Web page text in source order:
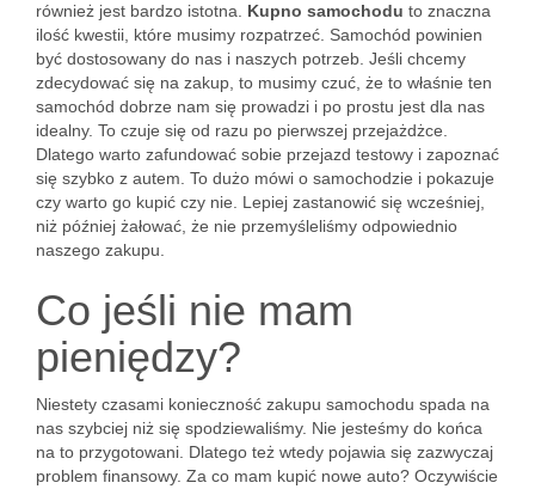
również jest bardzo istotna. Kupno samochodu to znaczna
ilość kwestii, które musimy rozpatrzeć. Samochód powinien
być dostosowany do nas i naszych potrzeb. Jeśli chcemy
zdecydować się na zakup, to musimy czuć, że to właśnie ten
samochód dobrze nam się prowadzi i po prostu jest dla nas
idealny. To czuje się od razu po pierwszej przejażdżce.
Dlatego warto zafundować sobie przejazd testowy i zapoznać
się szybko z autem. To dużo mówi o samochodzie i pokazuje
czy warto go kupić czy nie. Lepiej zastanowić się wcześniej,
niż później żałować, że nie przemyśleliśmy odpowiednio
naszego zakupu.
Co jeśli nie mam
pieniędzy?
Niestety czasami konieczność zakupu samochodu spada na
nas szybciej niż się spodziewaliśmy. Nie jesteśmy do końca
na to przygotowani. Dlatego też wtedy pojawia się zazwyczaj
problem finansowy. Za co mam kupić nowe auto? Oczywiście